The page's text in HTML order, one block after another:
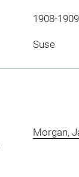
1908-1909
Suse
Morgan,